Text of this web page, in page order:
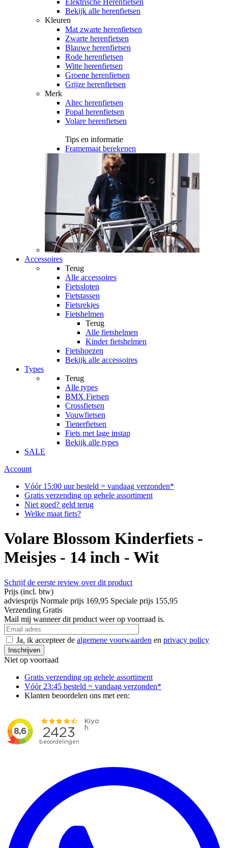
Elektrische Herenfietsen
Bekijk alle herenfietsen
Kleuren
Mat zwarte herenfietsen
Zwarte herenfietsen
Blauwe herenfietsen
Rode herenfietsen
Witte herenfietsen
Groene herenfietsen
Grijze herenfietsen
Merk
Altec herenfietsen
Popal herenfietsen
Volare herenfietsen
Tips en informatie
Framemaat berekenen
Accessoires
Terug
Alle accessoires
Fietssloten
Fietstassen
Fietsrekjes
Fietshelmen
Terug
Alle fietshelmen
Kinder fietshelmen
Fietshoezen
Bekijk alle accessoires
Types
Terug
Alle types
BMX Fietsen
Crossfietsen
Vouwfietsen
Tienerfietsen
Fiets met lage instap
Bekijk alle types
SALE
Account
Vóór 15:00 uur besteld = vandaag verzonden*
Gratis verzending op gehele assortiment
Niet goed? geld terug
Welke maat fiets?
Volare Blossom Kinderfiets -
Meisjes - 14 inch - Wit
Schrijf de eerste review over dit product
Prijs (incl. btw)
adviesprijs Normale prijs 169,95 Speciale prijs 155,95
Verzending Gratis
Mail mij wanneer dit product weer op voorraad is.
Ja, ik accepteer de algemene voorwaarden en privacy policy
Inschrijven
Niet op voorraad
Gratis verzending op gehele assortiment
Vóór 23:45 besteld = vandaag verzonden*
Klanten beoordelen ons met een: